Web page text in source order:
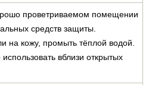
проветриваемом помещении
средств защиты.
на кожу, промыть тёплой водой.
вблизи открытых